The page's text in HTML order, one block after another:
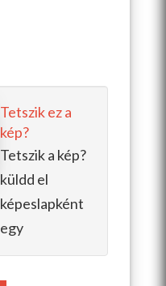
Tetszik ez a
kép?
Tetszik a kép?
küldd el
képeslapként
egy